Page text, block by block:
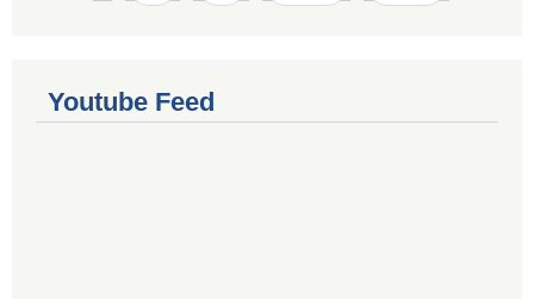
Youtube Feed